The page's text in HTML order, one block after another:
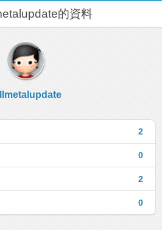
的資料
2
0
2
0